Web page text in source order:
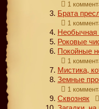
1
Брата
1
Необычная
Роковые
Покойные
1
Мистика,
Земные
1
Сквозняк